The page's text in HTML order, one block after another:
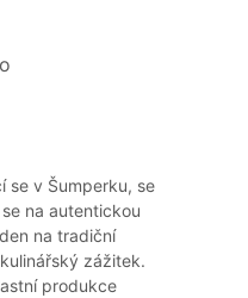
se v Šumperku, se
na autentickou
na tradiční
zážitek.
produkce